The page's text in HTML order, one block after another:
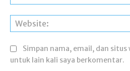
Simpan nama, email, dan situs
untuk lain kali saya berkomentar.